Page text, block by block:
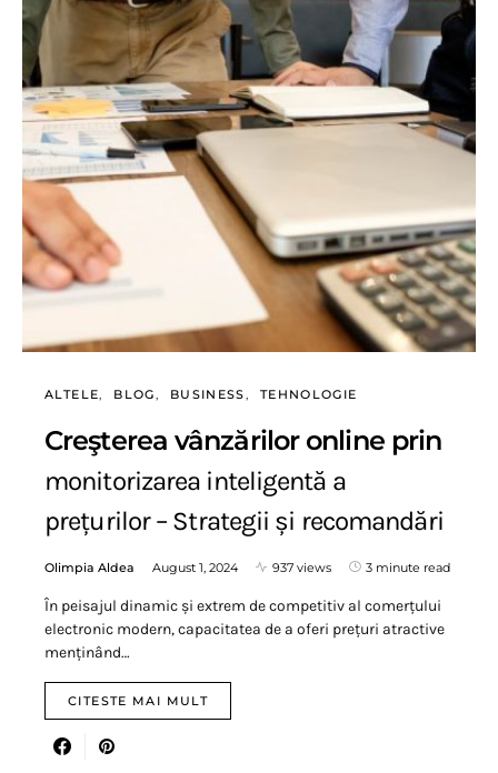
ALTELE BLOG BUSINESS TEHNOLOGIE
Creşterea vânzărilor online prin
monitorizarea inteligentă a
prețurilor – Strategii și recomandări
Olimpia Aldea August 1, 2024 937 views 3 minute read
În peisajul dinamic și extrem de competitiv al comerțului
electronic modern, capacitatea de a oferi prețuri atractive
menținând…
CITESTE MAI MULT